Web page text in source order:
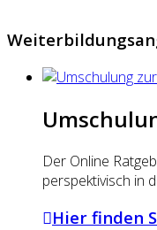
Der Online
perspektivisch in
Hier finden